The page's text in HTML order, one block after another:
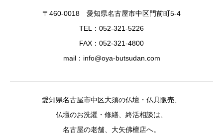
〒460-0018 愛知県名古屋市中区門前町5-4
TEL：052-321-5226
FAX：052-321-4800
mail：info@oya-butsudan.com
愛知県名古屋市中区大須の仏壇・仏具販売、
仏壇のお洗濯・修繕、終活相談は、
名古屋の老舗、大矢佛檀店へ。